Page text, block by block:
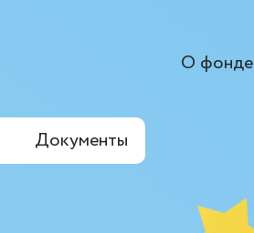
О фонде
Документы